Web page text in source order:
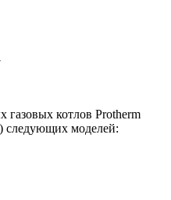
газовых котлов Protherm
следующих моделей: